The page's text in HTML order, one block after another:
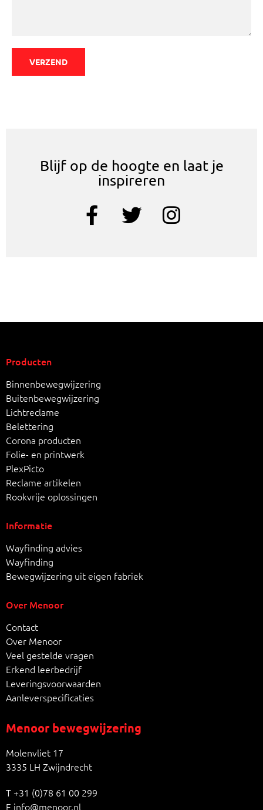
VERZEND
Blijf op de hoogte en laat je
inspireren
Producten
Binnenbewegwijzering
Buitenbewegwijzering
Lichtreclame
Belettering
Corona producten
Folie- en printwerk
PlexPicto
Reclame artikelen
Rookvrije oplossingen
Informatie
Wayfinding advies
Wayfinding
Bewegwijzering uit eigen fabriek
Over Menoor
Contact
Over Menoor
Veel gestelde vragen
Erkend leerbedrijf
Leveringsvoorwaarden
Aanleverspecificaties
Menoor bewegwijzering
Molenvliet 17
3335 LH Zwijndrecht
T+31 (0)78 61 00 299
E info@menoor.nl